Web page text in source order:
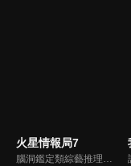
火星情報局7
腦洞鑑定類綜藝推理脫口秀，陣容為薛之謙、大張偉、楊迪、劉維、黃子弘凡、黃聖依、龐博等…節目圍繞著當下熱梗熱點、觀眾的興趣點、共鳴點展開故事；火星特工廣發英雄帖正面對撞，迎戰近年最出圈、最有趣、最敢說的廠牌大咖們。真金不怕火煉！一場席卷全網的廠牌巔峰之戰即將展開！